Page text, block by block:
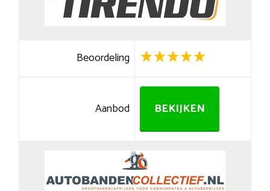
Beoordeling
Aanbod BEKIJKEN